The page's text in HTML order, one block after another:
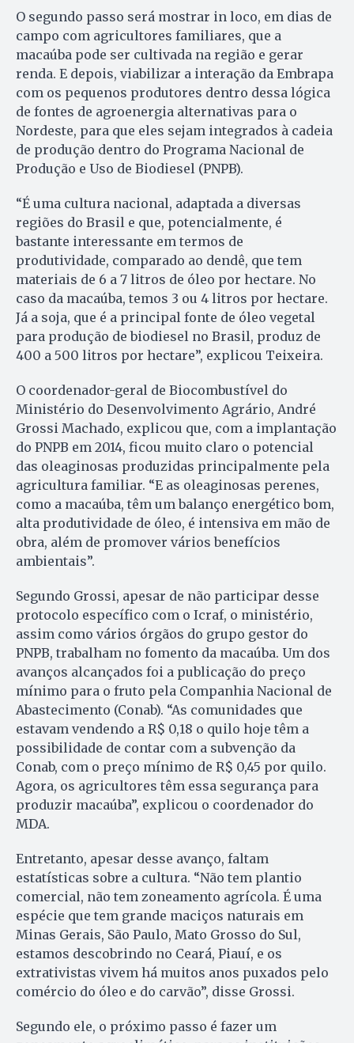
O segundo passo será mostrar in loco, em dias de
campo com agricultores familiares, que a
macaúba pode ser cultivada na região e gerar
renda. E depois, viabilizar a interação da Embrapa
com os pequenos produtores dentro dessa lógica
de fontes de agroenergia alternativas para o
Nordeste, para que eles sejam integrados à cadeia
de produção dentro do Programa Nacional de
Produção e Uso de Biodiesel (PNPB).
“É uma cultura nacional, adaptada a diversas
regiões do Brasil e que, potencialmente, é
bastante interessante em termos de
produtividade, comparado ao dendê, que tem
materiais de 6 a 7 litros de óleo por hectare. No
caso da macaúba, temos 3 ou 4 litros por hectare.
Já a soja, que é a principal fonte de óleo vegetal
para produção de biodiesel no Brasil, produz de
400 a 500 litros por hectare”, explicou Teixeira.
O coordenador-geral de Biocombustível do
Ministério do Desenvolvimento Agrário, André
Grossi Machado, explicou que, com a implantação
do PNPB em 2014, ficou muito claro o potencial
das oleaginosas produzidas principalmente pela
agricultura familiar. “E as oleaginosas perenes,
como a macaúba, têm um balanço energético bom,
alta produtividade de óleo, é intensiva em mão de
obra, além de promover vários benefícios
ambientais”.
Segundo Grossi, apesar de não participar desse
protocolo específico com o Icraf, o ministério,
assim como vários órgãos do grupo gestor do
PNPB, trabalham no fomento da macaúba. Um dos
avanços alcançados foi a publicação do preço
mínimo para o fruto pela Companhia Nacional de
Abastecimento (Conab). “As comunidades que
estavam vendendo a R$ 0,18 o quilo hoje têm a
possibilidade de contar com a subvenção da
Conab, com o preço mínimo de R$ 0,45 por quilo.
Agora, os agricultores têm essa segurança para
produzir macaúba”, explicou o coordenador do
MDA.
Entretanto, apesar desse avanço, faltam
estatísticas sobre a cultura. “Não tem plantio
comercial, não tem zoneamento agrícola. É uma
espécie que tem grande maciços naturais em
Minas Gerais, São Paulo, Mato Grosso do Sul,
estamos descobrindo no Ceará, Piauí, e os
extrativistas vivem há muitos anos puxados pelo
comércio do óleo e do carvão”, disse Grossi.
Segundo ele, o próximo passo é fazer um